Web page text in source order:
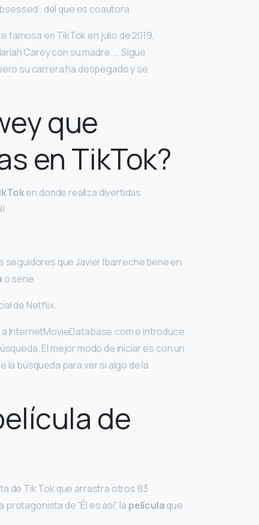
del que es coautora.
famosa en TikTok en julio de 2019,
Carey con su madre. … Sigue
su carrera ha despegado y se
que
en TikTok?
en donde realiza divertidas
seguidores que Javier Ibarreche tiene en
o serie.
de Netflix.
InternetMovieDatabase.com e introduce
El mejor modo de iniciar es con un
la búsqueda para ver si algo de la
de
de Tik Tok que arrastra otros 83
protagonista de “Él es así”, la películaque